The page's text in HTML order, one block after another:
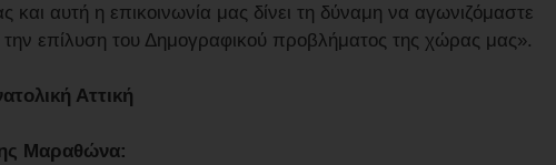
και αυτή η επικοινωνία μας δίνει τη δύναμη να αγωνιζόμαστε
την επίλυση του Δημογραφικού προβλήματος της χώρας μας».
Αττική
Μαραθώνα: